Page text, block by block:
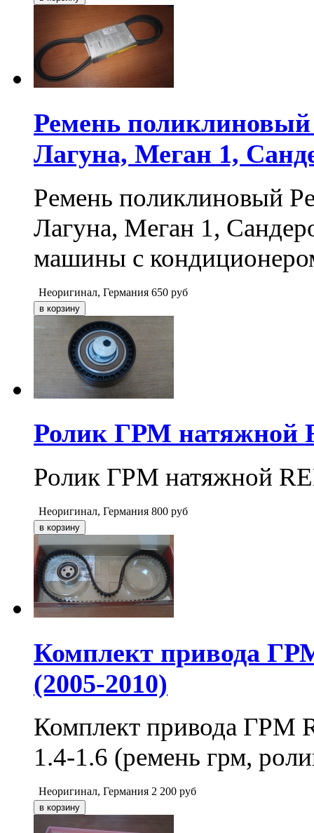
Ремень
Лагуна, Меган 1,
Ремень поликлиновый
Лагуна, Меган 1,
машины с
Неоригинал, Германия 650 руб
Ролик ГРМ натяжной
Ролик ГРМ натяжной
Неоригинал, Германия 800 руб
Комплект привода
(2005-2010)
Комплект привода
1.4-1.6 (ремень грм,
Неоригинал, Германия 2 200 руб